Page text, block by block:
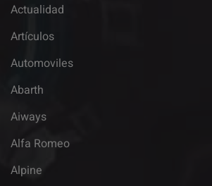
Actualidad
Artículos
Automoviles
Abarth
Aiways
Alfa Romeo
Alpine